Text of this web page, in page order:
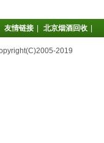
友情链接 北京烟酒回收
2019